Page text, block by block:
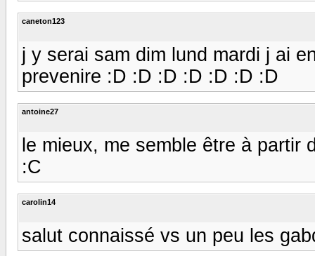
caneton123
j y serai sam dim lund mardi j ai
prevenire :D :D :D :D :D :D :D
antoine27
le mieux, me semble être à partir
:C
carolin14
salut connaissé vs un peu les